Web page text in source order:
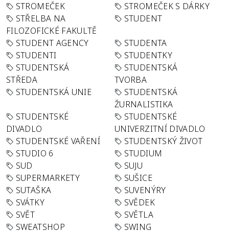
STROMEČEK
STROMEČEK S DÁRKY
STŘELBA NA
FILOZOFICKÉ FAKULTĚ
STUDENT
STUDENT AGENCY
STUDENTA
STUDENTI
STUDENTKY
STUDENTSKÁ
STŘEDA
STUDENTSKÁ
TVORBA
STUDENTSKÁ UNIE
STUDENTSKÁ
ŽURNALISTIKA
STUDENTSKÉ
DIVADLO
STUDENTSKÉ
UNIVERZITNÍ DIVADLO
STUDENTSKÉ VAŘENÍ
STUDENTSKÝ ŽIVOT
STUDIO 6
STUDIUM
SUD
SUJU
SUPERMARKETY
SUŠICE
SUTAŠKA
SUVENÝRY
SVÁTKY
SVĚDEK
SVĚT
SVĚTLA
SWEATSHOP
SWING